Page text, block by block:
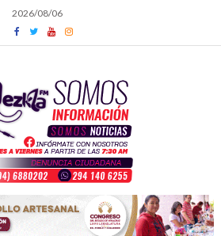
2026/08/06